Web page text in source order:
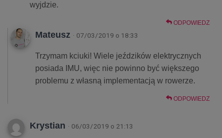
wyjdzie.
ODPOWIEDZ
Mateusz · 07/03/2019 o 18:33
Trzymam kciuki! Wiele jeździków elektrycznych
posiada IMU, więc nie powinno być większego
problemu z własną implementacją w rowerze.
ODPOWIEDZ
Krystian · 06/03/2019 o 21:13